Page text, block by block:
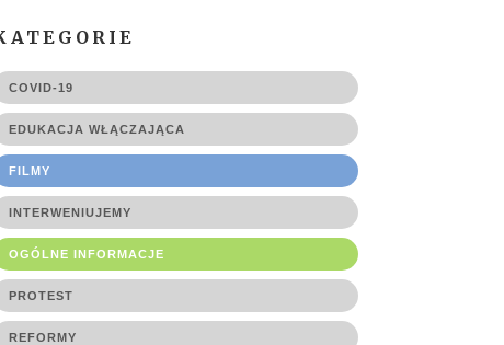
COVID-19
EDUKACJA WŁĄCZAJĄCA
FILMY
INTERWENIUJEMY
OGÓLNE INFORMACJE
PROTEST
REFORMY